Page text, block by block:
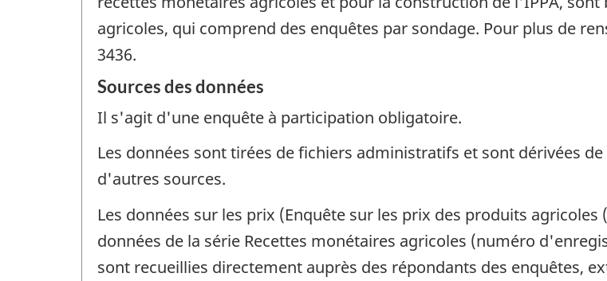
agricoles, qui comprend des enquêtes par sondage. Pour plus de
3436.
Sources des données
Il s'agit d'une enquête à participation obligatoire.
Les données sont tirées de fichiers administratifs et sont dérivées
d'autres sources.
Les données sur les prix (Enquête sur les prix des produits
données de la série Recettes monétaires agricoles (numéro
sont recueillies directement auprès des répondants des enquêtes,